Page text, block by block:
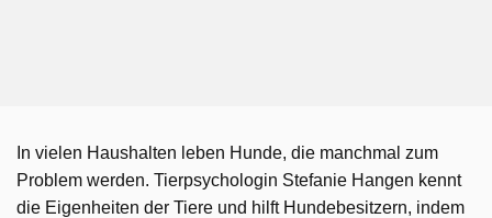
In vielen Haushalten leben Hunde, die manchmal zum
Problem werden. Tierpsychologin Stefanie Hangen kennt
die Eigenheiten der Tiere und hilft Hundebesitzern, indem